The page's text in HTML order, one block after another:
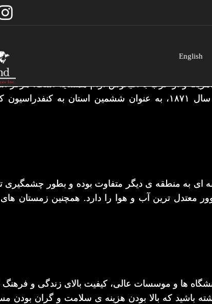
English
قرار گفته‌است. بریتیش کلمبیا از شمال با
و از غرب با اقیانوس آرام همسایه است. مرکز
بریتیش کلمبیا شهر ویکتوریا و بزرگ‌ترین شهر آن ونکوور است. این استان در سال ۱۸۷۱، به عنوان ششمین استان به
ای به منطقه ی دیگر متفاوت بوده و بطور چشمگیری
معتدل ترین آب و هوا را دارد. همچنین زمستان های
ها و موسسات عالی، کیفیت بالای زندگی و
باشید که بالا بودن هزینه ی سلامت و گران بودن